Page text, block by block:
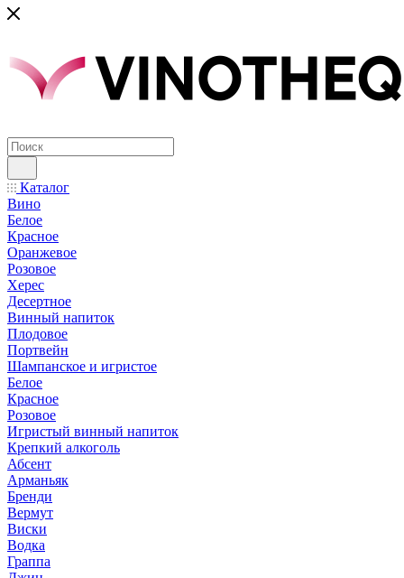
Каталог
Вино
Белое
Красное
Оранжевое
Розовое
Херес
Десертное
Винный напиток
Плодовое
Портвейн
Шампанское и игристое
Белое
Красное
Розовое
Игристый винный напиток
Крепкий алкоголь
Абсент
Арманьяк
Бренди
Вермут
Виски
Водка
Граппа